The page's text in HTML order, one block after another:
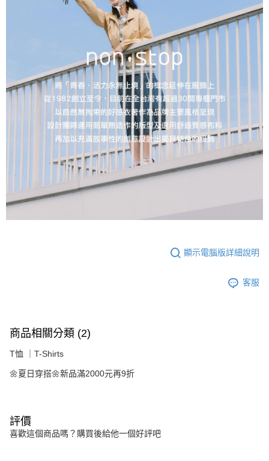
顯示電腦版詳細說明
客服
商品相關分類 (2)
T恤 ｜T-Shirts
🌼夏日穿搭🌼新品滿2000元再9折
評價
喜歡這個商品嗎？購買後給他一個好評吧